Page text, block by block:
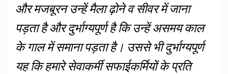
और मजबूरन उन्हें मैला ढ़ोने व सीवर में जाना
पड़ता है और दुर्भाग्यपूर्ण है कि उन्हें असमय काल
के गाल में समाना पड़ता है। उससे भी दुर्भाग्यपूर्ण
यह कि हमारे सेवाकर्मी सफाईकर्मियों के प्रति